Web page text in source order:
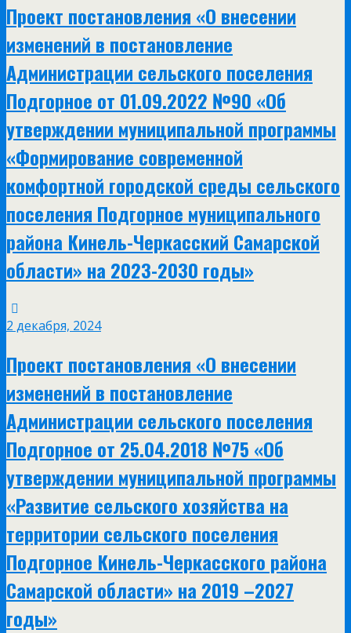
Проект постановления «О внесении
изменений в постановление
Администрации сельского поселения
Подгорное от 01.09.2022 №90 «Об
утверждении муниципальной программы
«Формирование современной
комфортной городской среды сельского
поселения Подгорное муниципального
района Кинель-Черкасский Самарской
области» на 2023-2030 годы»
2 декабря, 2024
Проект постановления «О внесении
изменений в постановление
Администрации сельского поселения
Подгорное от 25.04.2018 №75 «Об
утверждении муниципальной программы
«Развитие сельского хозяйства на
территории сельского поселения
Подгорное Кинель-Черкасского района
Самарской области» на 2019 –2027
годы»